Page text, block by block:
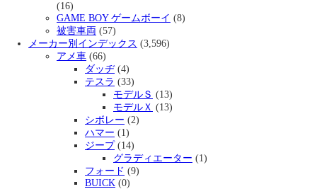
(16)
GAME BOY ゲームボーイ (8)
被害車両 (57)
メーカー別インデックス (3,596)
アメ車 (66)
ダッヂ(4)
テスラ (33)
モデルＳ (13)
モデルＸ (13)
シボレー (2)
ハマー (1)
ジープ(14)
グラディエーター (1)
フォード (9)
BUICK (0)